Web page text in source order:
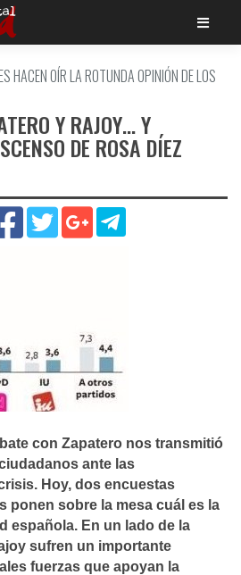
HACEN OÍ­R LA ROTUNDA OPINIÓN DE LOS
Y RAJOY… Y
DE ROSA DÍ­EZ
con Zapatero nos transmitió
ante las
Hoy, dos encuestas
ponen sobre la mesa cuál es la
española. En un lado de la
sufren un importante
fuerzas que apoyan la